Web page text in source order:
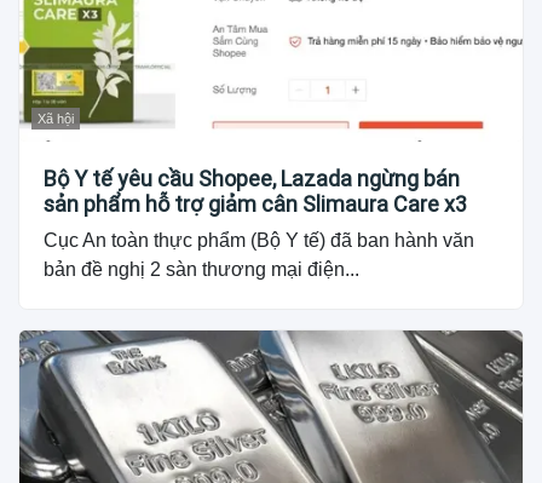
Xã hội
Bộ Y tế yêu cầu Shopee, Lazada ngừng bán
sản phẩm hỗ trợ giảm cân Slimaura Care x3
Cục An toàn thực phẩm (Bộ Y tế) đã ban hành văn
bản đề nghị 2 sàn thương mại điện...